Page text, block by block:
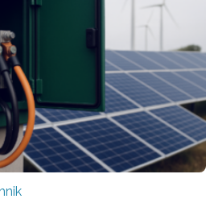
Energiespeicherung in
Energiesystemen. Das
Oktober 2025, hat eine Laufzeit
Gesamtvolumen von rund 2,9
2,6 Millionen Euro durch das
Klima und…